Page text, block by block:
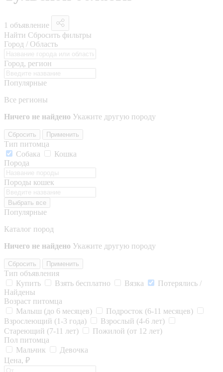
1 объявление
Найти Сбросить фильтры
Город / Область
Город, регион
Популярные
Все регионы
Ничего не найдено Укажите другую породу
Сбросить Применить
Тип питомца
Собака
Кошка
Порода
Породы кошек
Выбрать все
Популярные
Каталог пород
Ничего не найдено Укажите другую породу
Сбросить Применить
Тип объявления
Купить
Взять бесплатно Вязка
Потерялись /
Найдены
Возраст питомца
Малыш (до 6 месяцев)
Подросток (6-11 месяцев)
Взрослеющий (1-3 года)
Взрослый (4-6 лет)
Стареющий (7-11 лет)
Пожилой (от 12 лет)
Пол питомца
Мальчик
Девочка
Цена, ₽